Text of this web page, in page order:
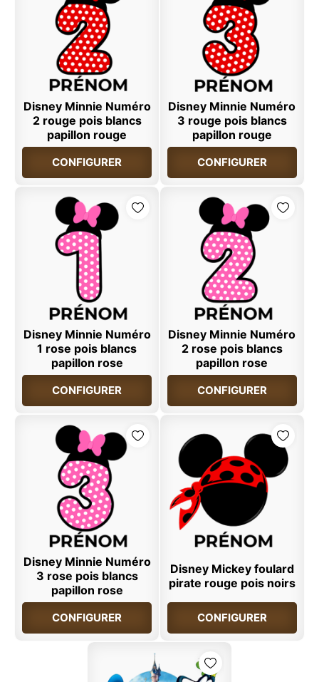
Disney Minnie Numéro
2 rouge pois blancs
papillon rouge
CONFIGURER
Disney Minnie Numéro
3 rouge pois blancs
papillon rouge
CONFIGURER
Disney Minnie Numéro
1 rose pois blancs
papillon rose
CONFIGURER
Disney Minnie Numéro
2 rose pois blancs
papillon rose
CONFIGURER
Disney Minnie Numéro
3 rose pois blancs
papillon rose
CONFIGURER
Disney Mickey foulard
pirate rouge pois noirs
CONFIGURER